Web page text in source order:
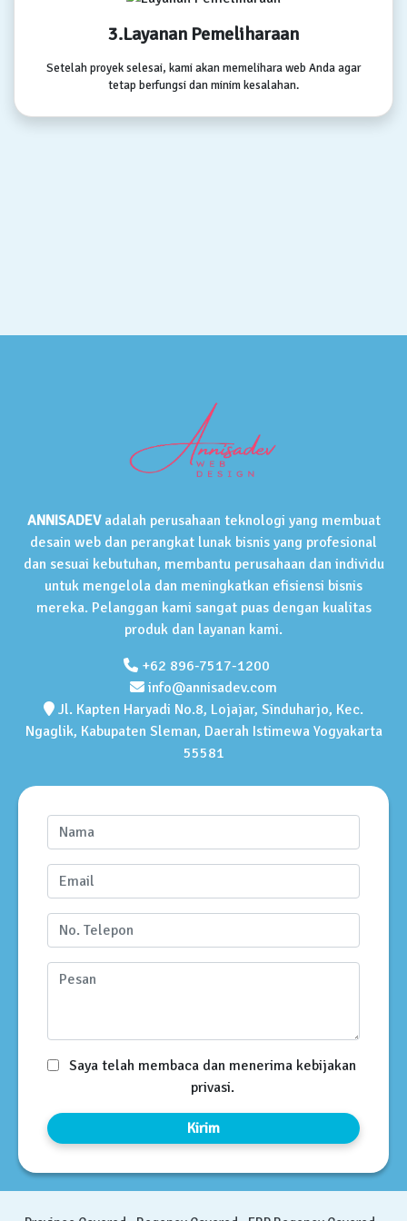
3.Layanan Pemeliharaan
Setelah proyek selesai, kami akan memelihara web Anda agar
tetap berfungsi dan minim kesalahan.
ANNISADEVadalah perusahaan teknologi yang membuat
desain web dan perangkat lunak bisnis yang profesional
dan sesuai kebutuhan, membantu perusahaan dan individu
untuk mengelola dan meningkatkan efisiensi bisnis
mereka. Pelanggan kami sangat puas dengan kualitas
produk dan layanan kami.
+62 896-7517-1200
info@annisadev.com
Jl. Kapten Haryadi No.8, Lojajar, Sinduharjo, Kec.
Ngaglik, Kabupaten Sleman, Daerah Istimewa Yogyakarta
55581
Saya telah membaca dan menerima kebijakan
privasi.
Kirim